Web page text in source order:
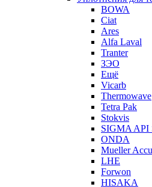
BOWA
Ciat
Ares
Alfa Laval
Tranter
ЗЭО
Ещё
Vicarb
Thermowave
Tetra Pak
Stokvis
SIGMA API
ONDA
Mueller
LHE
Forwon
HISAKA